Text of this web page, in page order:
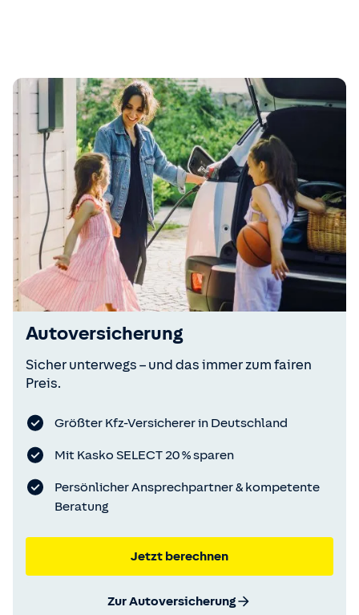
Autoversicherung
Sicher unterwegs – und das immer zum fairen
Preis.
Größter Kfz-Versicherer in Deutschland
Mit Kasko SELECT 20 % sparen
Persönlicher Ansprechpartner & kompetente
Beratung
Jetzt berechnen
Zur Autoversicherung